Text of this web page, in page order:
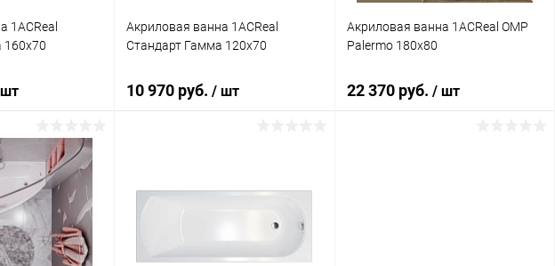
1ACReal
160x70
Сравнение
Недоступно
Акриловая ванна 1ACReal
Стандарт Гамма 120x70
10 970 руб. / шт
Купить в 1 клик
Акриловая ванна 1ACReal ОМР
Palermo 180x80
22 370 руб. / шт